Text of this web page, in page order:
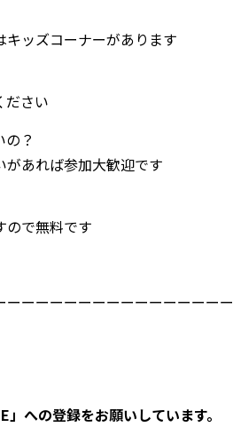
ッズコーナーがあります
ださい
？
あれば参加大歓迎です
ので無料です
ーーーーーーーーーーーーーーー
への登録をお願いしています。